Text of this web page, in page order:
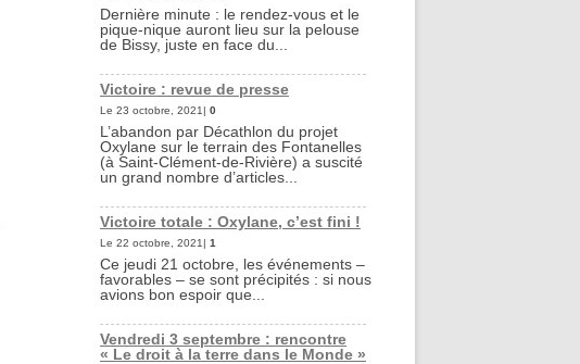
Dernière minute : le rendez-vous et le
pique-nique auront lieu sur la pelouse
de Bissy, juste en face du...
Victoire : revue de presse
Le 23 octobre, 2021| 0
L’abandon par Décathlon du projet
Oxylane sur le terrain des Fontanelles
(à Saint-Clément-de-Rivière) a suscité
un grand nombre d’articles...
Victoire totale : Oxylane, c’est fini !
Le 22 octobre, 2021| 1
Ce jeudi 21 octobre, les événements –
favorables – se sont précipités : si nous
avions bon espoir que...
Vendredi 3 septembre : rencontre
« Le droit à la terre dans le Monde »